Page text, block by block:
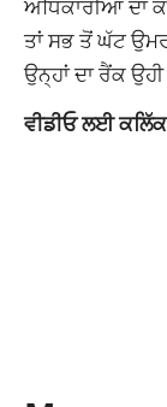
ਅਧਿਕਾਰੀਆਂ ਦਾ
ਤਾਂ ਸਭ ਤੋਂ ਘੱਟ ਉਮਰ
ਉਨ੍ਹਾਂ ਦਾ ਰੈਂਕ
ਵੀਡੀਓ ਲਈ